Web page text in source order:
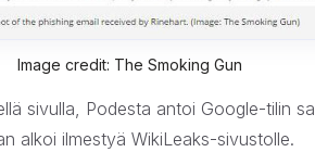
Image credit: The Smoking Gun
sivulla, Podesta antoi Google-tilin
alkoi ilmestyä WikiLeaks-sivustolle.